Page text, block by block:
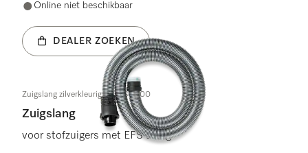
Online niet beschikbaar
DEALER ZOEKEN
Zuigslang zilverkleurig 1,8m S4000
Zuigslang
voor stofzuigers met EFS slang